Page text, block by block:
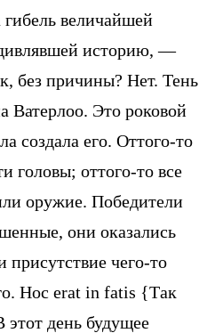
гибель величайшей
историю, —
без причины? Нет. Тень
Ватерлоо. Это роковой
создала его. Оттого-то
головы; оттого-то все
оружие. Победители
они оказались
чего-то
Hoc erat in fatis {Так
этот день будущее